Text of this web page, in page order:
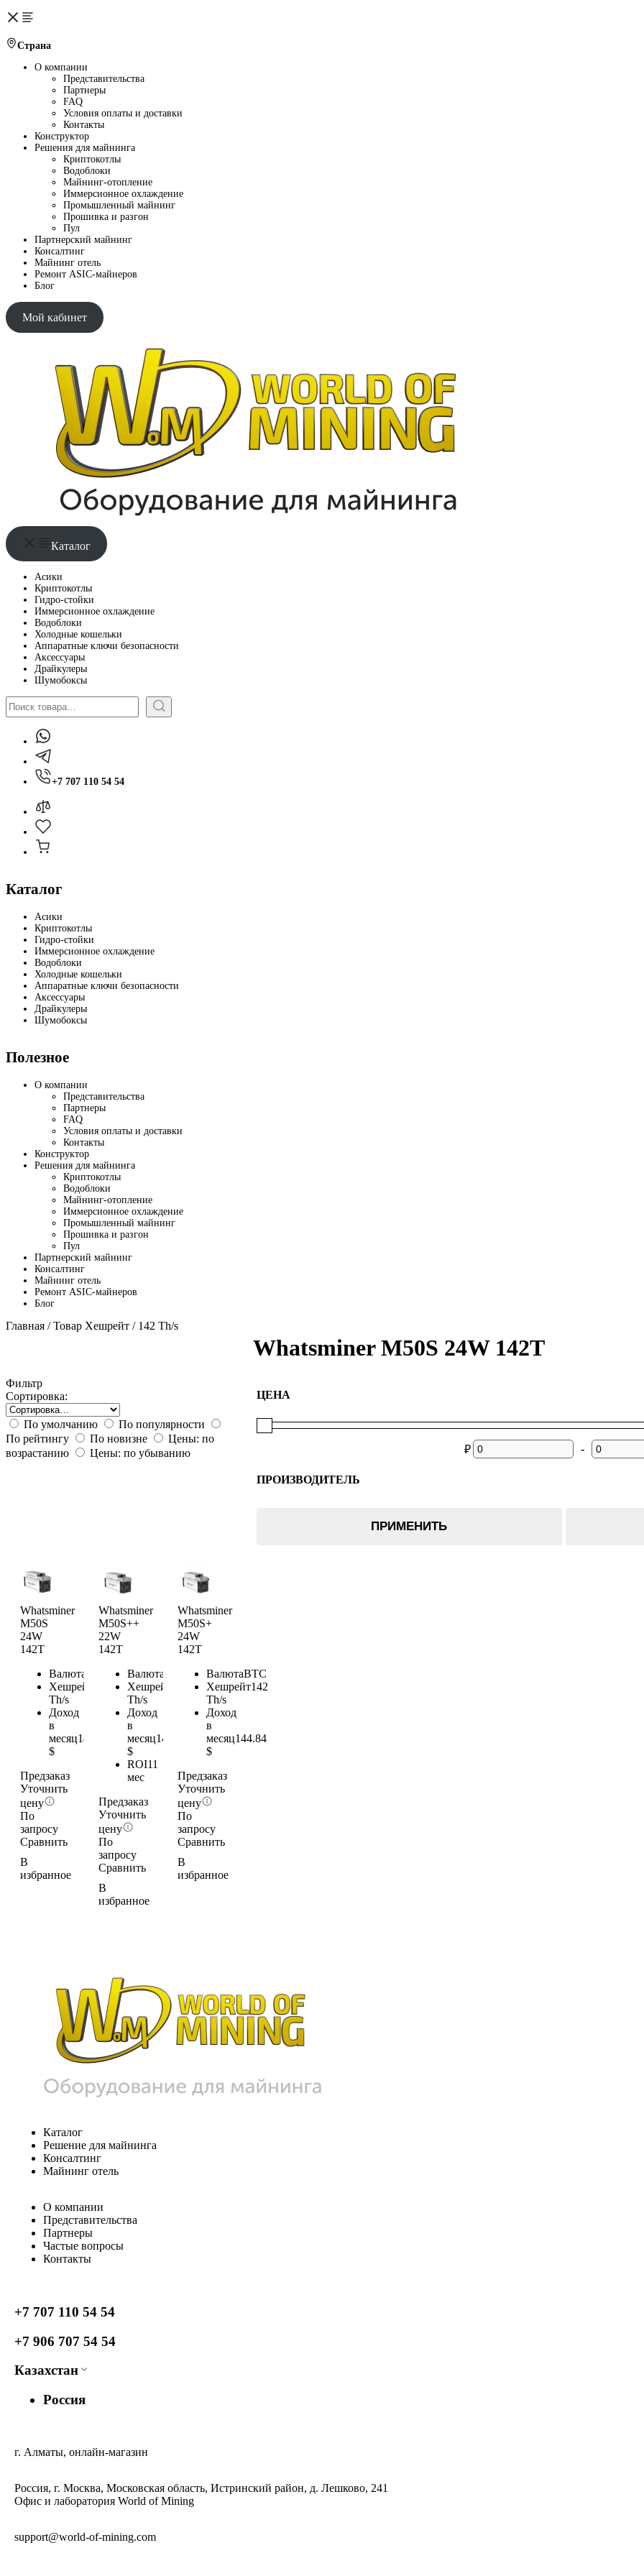
Страна
О компании
Представительства
Партнеры
FAQ
Условия оплаты и доставки
Контакты
Конструктор
Решения для майнинга
Криптокотлы
Водоблоки
Майнинг-отопление
Иммерсионное охлаждение
Промышленный майнинг
Прошивка и разгон
Пул
Партнерский майнинг
Консалтинг
Майнинг отель
Ремонт ASIC-майнеров
Блог
Мой кабинет
Каталог
Асики
Криптокотлы
Гидро-стойки
Иммерсионное охлаждение
Водоблоки
Холодные кошельки
Аппаратные ключи безопасности
Аксессуары
Драйкулеры
Шумобоксы
Поиск
+7 707 110 54 54
Каталог
Асики
Криптокотлы
Гидро-стойки
Иммерсионное охлаждение
Водоблоки
Холодные кошельки
Аппаратные ключи безопасности
Аксессуары
Драйкулеры
Шумобоксы
Полезное
О компании
Представительства
Партнеры
FAQ
Условия оплаты и доставки
Контакты
Конструктор
Решения для майнинга
Криптокотлы
Водоблоки
Майнинг-отопление
Иммерсионное охлаждение
Промышленный майнинг
Прошивка и разгон
Пул
Партнерский майнинг
Консалтинг
Майнинг отель
Ремонт ASIC-майнеров
Блог
Главная / Товар Хешрейт / 142 Th/s
Whatsminer M50S 24W 142T
Фильтр
Сортировка:
По умолчанию
По популярности
По рейтингу
По новизне
Цены: по
возрастанию
Цены: по убыванию
ЦЕНА
₽ -
ПРОИЗВОДИТЕЛЬ
ПРИМЕНИТЬ
Whatsminer
M50S
24W
142T
Валюта
Хешрейт
Th/s
Доход
в
месяц144.84
$
Предзаказ
Уточнить
цену
По
запросу
Сравнить
В
избранное
Whatsminer
M50S++
22W
142T
Валюта
Хешрейт
Th/s
Доход
в
месяц144.84
$
ROI11
мес
Предзаказ
Уточнить
цену
По
запросу
Сравнить
В
избранное
Whatsminer
M50S+
24W
142T
ВалютаBTC
Хешрейт142
Th/s
Доход
в
месяц144.84
$
Предзаказ
Уточнить
цену
По
запросу
Сравнить
В
избранное
Каталог
Решение для майнинга
Консалтинг
Майнинг отель
О компании
Представительства
Партнеры
Частые вопросы
Контакты
+7 707 110 54 54
+7 906 707 54 54
Казахстан
Россия
г. Алматы, онлайн-магазин
Россия, г. Москва, Московская область, Истринский район, д. Лешково, 241
Офис и лаборатория World of Mining
support@world-of-mining.com